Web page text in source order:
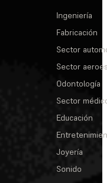
Ingeniería
Fabricación
Sector
Sector
Odontología
Sector
Educación
Joyería
Sonido